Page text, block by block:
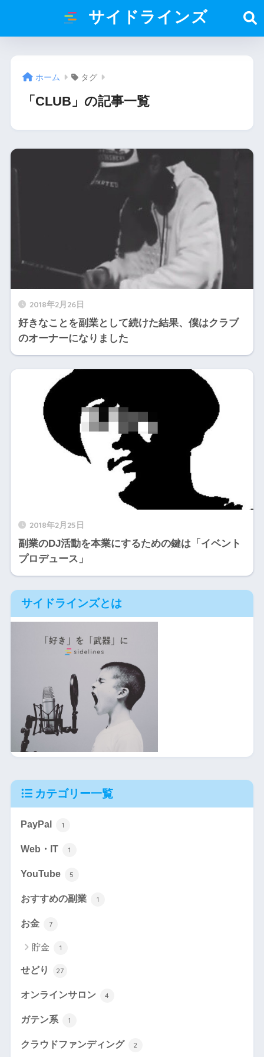
サイドラインズ
ホーム タグ
「CLUB」の記事一覧
2018年2月26日
好きなことを副業として続けた結果、僕はクラブ
のオーナーになりました
2018年2月25日
副業のDJ活動を本業にするための鍵は「イベント
プロデュース」
サイドラインズとは
カテゴリー一覧
PayPal 1
Web・IT 1
YouTube 5
おすすめの副業 1
お金 7
貯金 1
せどり 27
オンラインサロン 4
ガテン系 1
クラウドファンディング 2